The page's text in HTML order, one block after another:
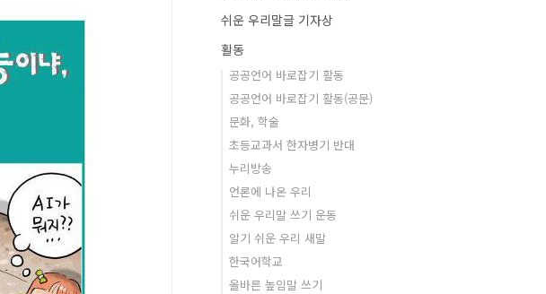
쉬운 우리말글 기자상
활동
공공언어 바로잡기 활동
공공언어 바로잡기 활동(공문)
문화, 학술
초등교과서 한자병기 반대
누리방송
언론에 나온 우리
쉬운 우리말 쓰기 운동
알기 쉬운 우리 새말
한국어학교
올바른 높임말 쓰기